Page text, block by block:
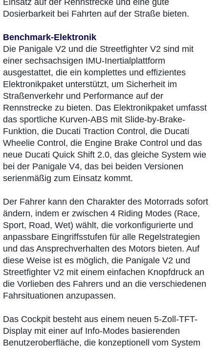
Dosierbarkeit bei Fahrten auf der Straße bieten.
Benchmark-Elektronik
Die Panigale V2 und die Streetfighter V2 sind mit
einer sechsachsigen IMU-Inertialplattform
ausgestattet, die ein komplettes und effizientes
Elektronikpaket unterstützt, um Sicherheit im
Straßenverkehr und Performance auf der
Rennstrecke zu bieten. Das Elektronikpaket umfasst
das sportliche Kurven-ABS mit Slide-by-Brake-
Funktion, die Ducati Traction Control, die Ducati
Wheelie Control, die Engine Brake Control und das
neue Ducati Quick Shift 2.0, das gleiche System wie
bei der Panigale V4, das bei beiden Versionen
serienmäßig zum Einsatz kommt.
Der Fahrer kann den Charakter des Motorrads sofort
ändern, indem er zwischen 4 Riding Modes (Race,
Sport, Road, Wet) wählt, die vorkonfigurierte und
anpassbare Eingriffsstufen für alle Regelstrategien
und das Ansprechverhalten des Motors bieten. Auf
diese Weise ist es möglich, die Panigale V2 und
Streetfighter V2 mit einem einfachen Knopfdruck an
die Vorlieben des Fahrers und an die verschiedenen
Fahrsituationen anzupassen.
Das Cockpit besteht aus einem neuen 5-Zoll-TFT-
Display mit einer auf Info-Modes basierenden
Benutzeroberfläche, die konzeptionell vom System